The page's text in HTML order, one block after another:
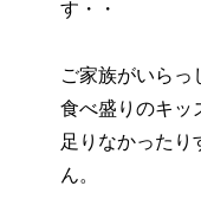
す・・
ご家族がいらっ
食べ盛りのキッ
足りなかったり
ん。